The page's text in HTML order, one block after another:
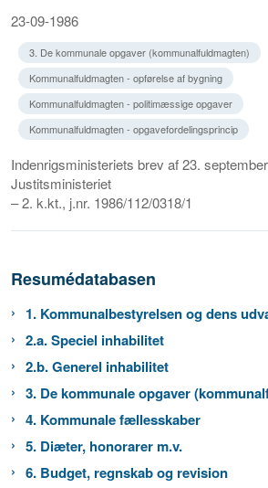
23-09-1986
3. De kommunale opgaver (kommunalfuldmagten)
Kommunalfuldmagten - opførelse af bygning
Kommunalfuldmagten - politimæssige opgaver
Kommunalfuldmagten - opgavefordelingsprincip
Indenrigsministeriets brev af 23.
Justitsministeriet
– 2. k.kt., j.nr. 1986/112/0318/1
Resumédatabasen
1. Kommunalbestyrelsen og dens
2.a. Speciel inhabilitet
2.b. Generel inhabilitet
3. De kommunale opgaver
4. Kommunale fællesskaber
5. Diæter, honorarer m.v.
6. Budget, regnskab og revision